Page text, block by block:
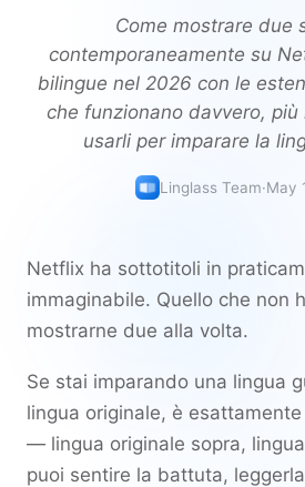
Come mostrare due
contemporaneamente su
bilingue nel 2026 con le
che funzionano davvero,
usarli per imparare la
Linglass Team·May
Netflix ha sottotitoli in
immaginabile. Quello che non
mostrarne due alla volta.
Se stai imparando una lingua
lingua originale, è
— lingua originale sopra,
puoi sentire la battuta,